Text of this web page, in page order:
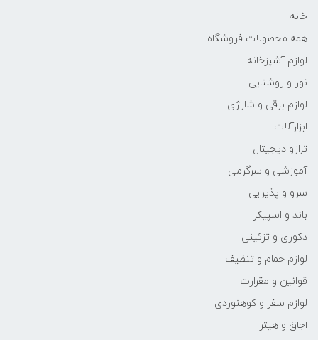
خانه
همه محصولات فروشگاه
لوازم آشپزخانه
نور و روشنایی
لوازم برقی و شارژی
ابزارآلات
ترازو دیجیتال
آموزشی و سرگرمی
سرو و پذیرایی
باند و اسپیکر
دکوری و تزئینی
لوازم حمام و تنظیف
قوانین و مقرارت
لوازم سفر و کوهنوردی
اجاق و هیتر